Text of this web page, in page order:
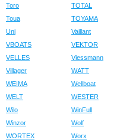
Toro
TOTAL
Toua
TOYAMA
Uni
Vaillant
VBOATS
VEKTOR
VELLES
Viessmann
Villager
WATT
WEIMA
Wellboat
WELT
WESTER
Wilo
WinFull
Winzor
Wolf
WORTEX
Worx